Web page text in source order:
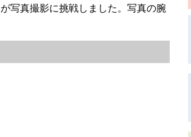
写真撮影に挑戦しました。写真の腕